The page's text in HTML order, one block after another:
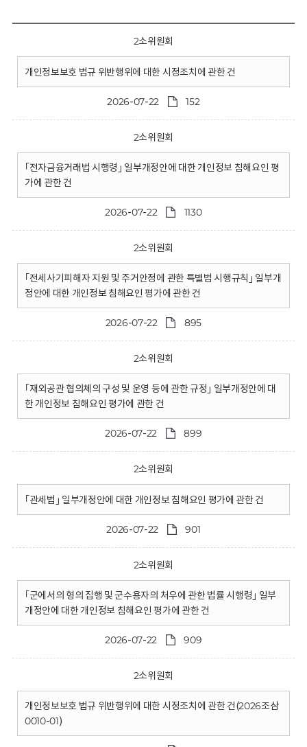
2소위원회
개인정보보호 법규 위반행위에 대한 시정조치에 관한 건
2026-07-22 152
2소위원회
｢전자금융거래법 시행령｣ 일부개정안에 대한 개인정보 침해요인 평
가에 관한 건
2026-07-22 1130
2소위원회
｢전세사기피해자 지원 및 주거안정에 관한 특별법 시행규칙｣ 일부개
정안에 대한 개인정보 침해요인 평가에 관한 건
2026-07-22 895
2소위원회
｢재외공관 협의체의 구성 및 운영 등에 관한 규정｣ 일부개정안에 대
한 개인정보 침해요인 평가에 관한 건
2026-07-22 899
2소위원회
｢관세법｣ 일부개정안에 대한 개인정보 침해요인 평가에 관한 건
2026-07-22 901
2소위원회
｢군에서의 형의 집행 및 군수용자의 처우에 관한 법률 시행령｣ 일부
개정안에 대한 개인정보 침해요인 평가에 관한 건
2026-07-22 909
2소위원회
개인정보보호 법규 위반행위에 대한 시정조치에 관한 건(2026조삼
0010-01)